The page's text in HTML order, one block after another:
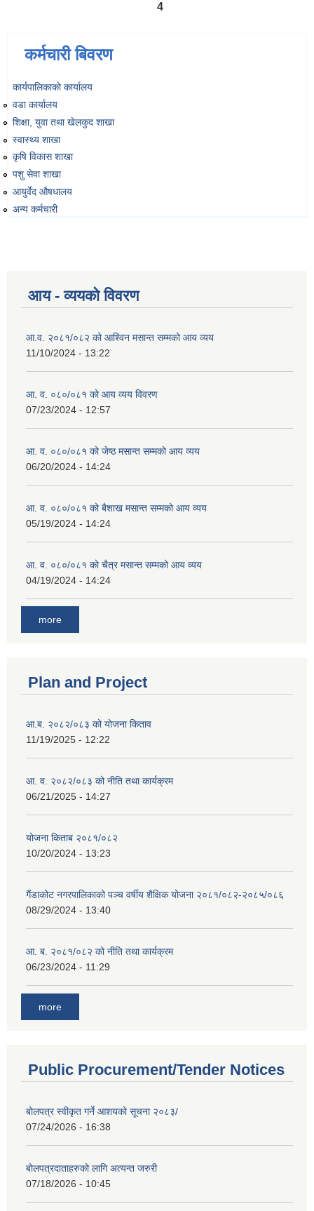
4
कर्मचारी बिवरण
कार्यपालिकाको कार्यालय
वडा कार्यालय
शिक्षा, युवा तथा खेलकुद शाखा
स्वास्थ्य शाखा
कृषि विकास शाखा
पशु सेवा शाखा
आयुर्वेद औषधालय
अन्य कर्मचारी
आय - व्ययको विवरण
आ.व. २०८१/०८२ को आश्विन मसान्त सम्मको आय व्यय
11/10/2024 - 13:22
आ. व. ०८०/०८१ को आय व्यय विवरण
07/23/2024 - 12:57
आ. व. ०८०/०८१ को जेष्ठ मसान्त सम्मको आय व्यय
06/20/2024 - 14:24
आ. व. ०८०/०८१ को बैशाख मसान्त सम्मको आय व्यय
05/19/2024 - 14:24
आ. व. ०८०/०८१ को चैत्र मसान्त सम्मको आय व्यय
04/19/2024 - 14:24
more
Plan and Project
आ.ब. २०८२/०८३ को योजना किताव
11/19/2025 - 12:22
आ. व. २०८२/०८३ को नीति तथा कार्यक्रम
06/21/2025 - 14:27
योजना किताब २०८१/०८२
10/20/2024 - 13:23
गैंडाकोट नगरपालिकाको पञ्च वर्षीय शैक्षिक योजना २०८१/०८२-२०८५/०८६
08/29/2024 - 13:40
आ. ब. २०८१/०८२ को नीति तथा कार्यक्रम
06/23/2024 - 11:29
more
Public Procurement/Tender Notices
बोलपत्र स्वीकृत गर्ने आशयको सूचना २०८३/
07/24/2026 - 16:38
बोलपत्रदाताहरुको लागि अत्यन्त जरुरी
07/18/2026 - 10:45